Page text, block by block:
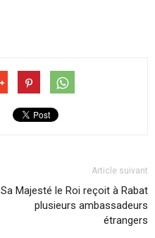
Article suivant
Sa Majesté le Roi reçoit à Rabat
plusieurs ambassadeurs
étrangers